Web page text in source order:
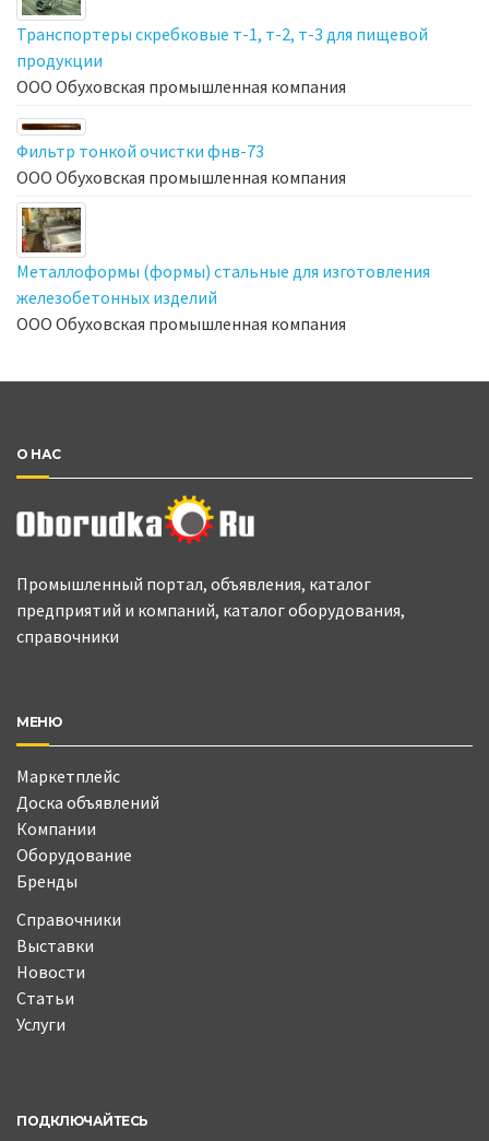
Транспортеры скребковые т-1, т-2, т-3 для пищевой
продукции
ООО Обуховская промышленная компания
Фильтр тонкой очистки фнв-73
ООО Обуховская промышленная компания
Металлоформы (формы) стальные для изготовления
железобетонных изделий
ООО Обуховская промышленная компания
О НАС
Промышленный портал, объявления, каталог
предприятий и компаний, каталог оборудования,
справочники
МЕНЮ
Маркетплейс
Доска объявлений
Компании
Оборудование
Бренды
Справочники
Выставки
Новости
Статьи
Услуги
ПОДКЛЮЧАЙТЕСЬ